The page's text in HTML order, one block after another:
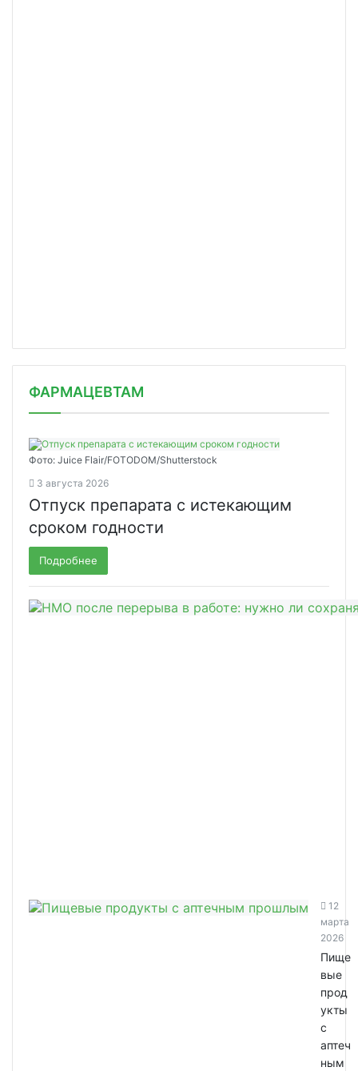
ФАРМАЦЕВТАМ
Фото: Juice Flair/FOTODOM/Shutterstoсk
3 августа 2026
Отпуск препарата с истекающим
сроком годности
Подробнее
12
марта
2026
Пище
вые
прод
укты
с
аптеч
ным